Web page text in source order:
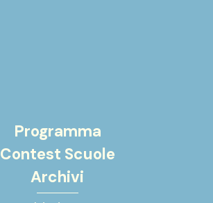
Programma
Contest Scuole
Archivi